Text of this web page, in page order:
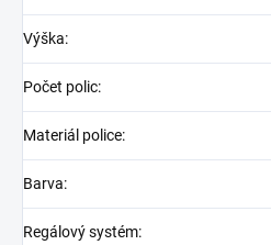
Výška:
Počet polic:
Materiál police:
Barva:
Regálový systém: